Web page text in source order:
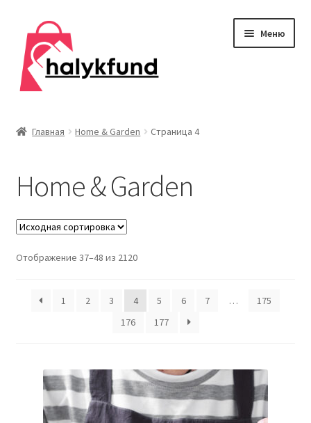
Перейти
навигации
Перейти
содержимому
Меню
О нас
Контакты
Дом и сад
Одежда
Главная Home & Garden Страница 4
Home & Garden
Отображение 37–48 из 2120
1 2 3 4 5 6 7 …
175
176
177